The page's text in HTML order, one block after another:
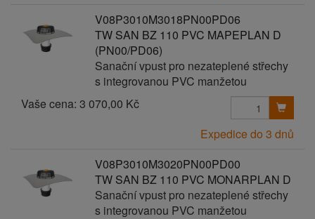
V08P3010M3018PN00PD06
TW SAN BZ 110 PVC MAPEPLAN D
(PN00/PD06)
Sanační vpust pro nezateplené střechy
s integrovanou PVC manžetou
Vaše cena: 3 070,00 Kč
Expedice do 3 dnů
V08P3010M3020PN00PD00
TW SAN BZ 110 PVC MONARPLAN D
Sanační vpust pro nezateplené střechy
s integrovanou PVC manžetou